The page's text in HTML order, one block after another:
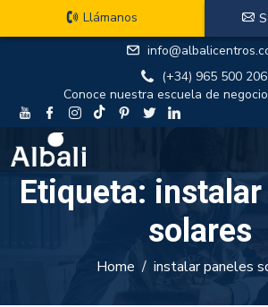
(+34) 965 500 206
Conoce nuestra escuela de
Llámanos
Etiqueta:
solares
Home instalar paneles